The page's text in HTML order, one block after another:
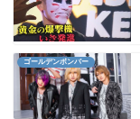
ゴールデンボンバー